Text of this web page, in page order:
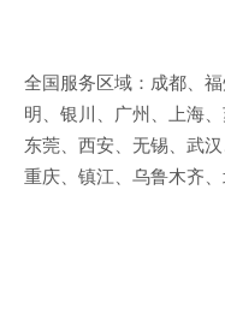
全国服务区域：成都、
明、银川、广州、上海
东莞、西安、无锡、武
重庆、镇江、乌鲁木齐、